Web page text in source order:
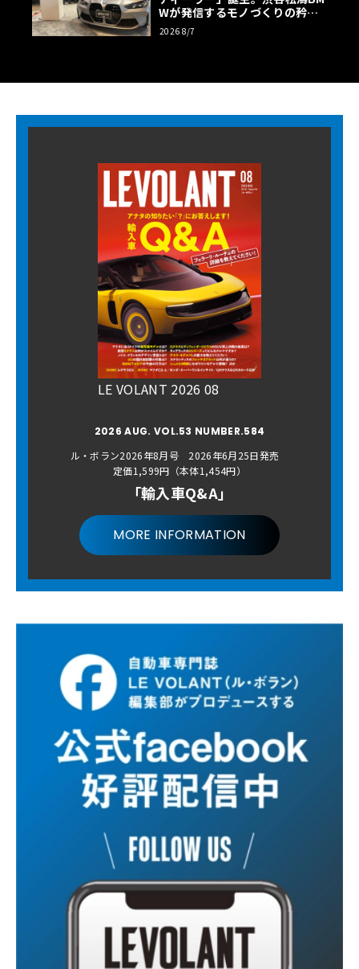
Wが発信するモノづくりの矜持
【木下隆之コラム】
2026 8/7
LE VOLANT 2026 08
2026 AUG. VOL.53 NUMBER.584
ル・ボラン2026年8月号 2026年6月25日発売
定価1,599円（本体1,454円）
「輸入車Q&A」
MORE INFORMATION